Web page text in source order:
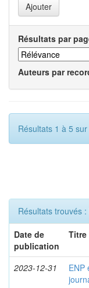
Résultats par
Auteurs par
Résultats 1 à 5
Résultats trouvés
Date de
publication
Titre
2023-12-31
ENP